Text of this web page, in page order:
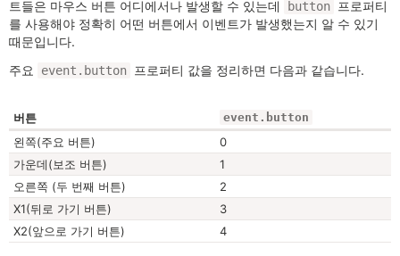
트들은 마우스 버튼 어디에서나 발생할 수 있는데
button
프로퍼티
를 사용해야 정확히 어떤 버튼에서 이벤트가 발생했는지 알 수 있기
때문입니다.
주요
event.button 프로퍼티 값을 정리하면 다음과 같습니다.
버튼 event.button
왼쪽(주요 버튼)
0
가운데(보조 버튼)
1
오른쪽 (두 번째 버튼)
2
X1(뒤로 가기 버튼)
3
X2(앞으로 가기 버튼)
4